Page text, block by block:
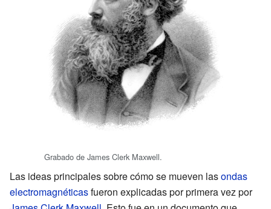
Grabado de James Clerk Maxwell.
Las ideas principales sobre cómo se mueven lasondas
electromagnéticasfueron explicadas por primera vez por